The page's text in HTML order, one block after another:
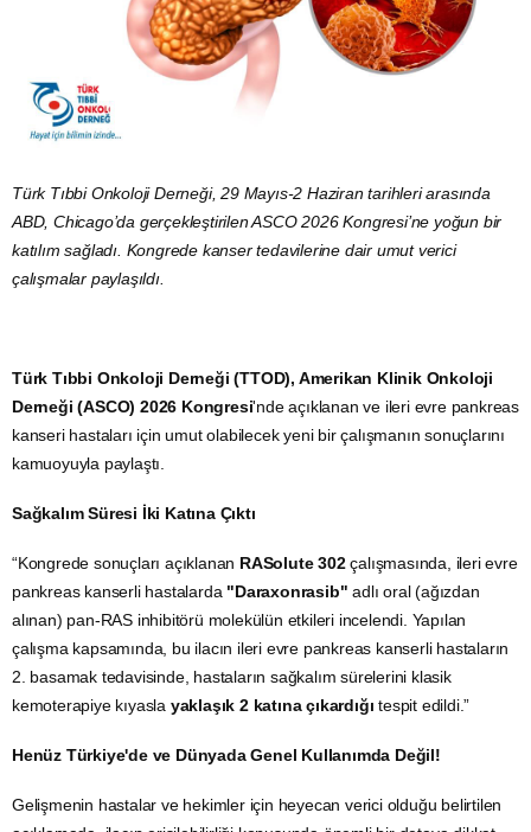
Türk Tıbbi Onkoloji Derneği, 29 Mayıs-2 Haziran tarihleri arasında
ABD, Chicago’da gerçekleştirilen ASCO 2026 Kongresi’ne yoğun bir
katılım sağladı. Kongrede kanser tedavilerine dair umut verici
çalışmalar paylaşıldı.
Türk Tıbbi Onkoloji Derneği (TTOD), Amerikan Klinik Onkoloji
Derneği (ASCO) 2026 Kongresi'nde açıklanan ve ileri evre pankreas
kanseri hastaları için umut olabilecek yeni bir çalışmanın sonuçlarını
kamuoyuyla paylaştı.
Sağkalım Süresi İki Katına Çıktı
“Kongrede sonuçları açıklanan RASolute 302çalışmasında, ileri evre
pankreas kanserli hastalarda "Daraxonrasib" adlı oral (ağızdan
alınan) pan-RAS inhibitörü molekülün etkileri incelendi. Yapılan
çalışma kapsamında, bu ilacın ileri evre pankreas kanserli hastaların
2. basamak tedavisinde, hastaların sağkalım sürelerini klasik
kemoterapiye kıyasla yaklaşık 2 katına çıkardığı tespit edildi.”
Henüz Türkiye'de ve Dünyada Genel Kullanımda Değil!
Gelişmenin hastalar ve hekimler için heyecan verici olduğu belirtilen